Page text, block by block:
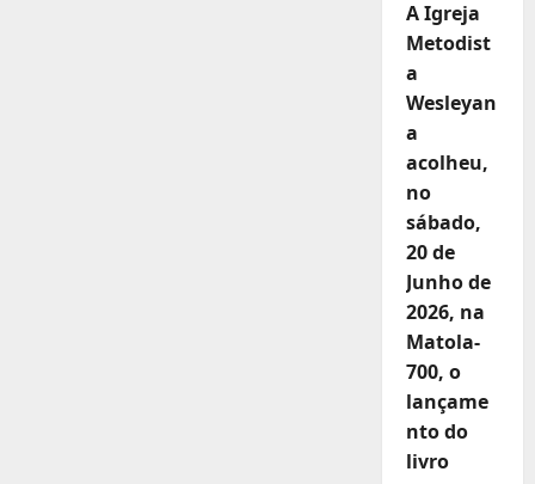
A Igreja
Metodist
a
Wesleyan
a
acolheu,
no
sábado,
20 de
Junho de
2026, na
Matola-
700, o
lançame
nto do
livro